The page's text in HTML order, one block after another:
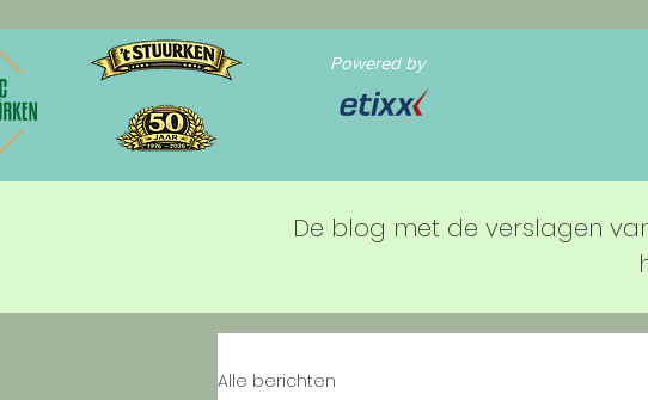
Powered by
De blog met de verslagen
Alle berichten